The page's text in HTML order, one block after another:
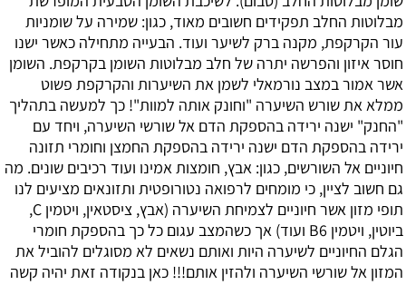
מבלוטות החלב תפקידים חשובים מאוד, כגון: שמירה על שומניות
עור הקרקפת, מקנה ברק לשיער ועוד. הבעייה מתחילה כאשר ישנו
חוסר איזון והפרשה יתרה של חלב מבלוטות השומן בקרקפת. השומן
אשר אמור במצב נורמאלי לשמן את השיערות והקרקפת פשוט
ממלא את שורש השיערה "וחונק אותה למוות"! כך למעשה בתהליך
"החנק" ישנה ירידה בהספקת הדם אל שורשי השיערה, ויחד עם
ירידה בהספקת הדם ישנה ירידה בהספקת החמצן וחומרי תזונה
חיוניים אל השורשים, כגון: אבץ, חומצות אמינו ועוד רכיבים שונים. מה
גם חשוב לציין, כי מומחים לרפואה נטורופטית ותזונאים מציעים לנו
תופי מזון אשר חיוניים לצמיחת השיערה (אבץ, ציסטאין, ויטמין C
,
ביוטין, ויטמין B6 ועוד) אך כשהמצב עגום כל כך בהספקת חומרי
הגלם החיוניים לשיערה היות ואותם נשאים לא מסוגלים להוביל את
המזון אל שורשי השיערה ולהזין אותם!!! כאן בנקודה זאת יהיה קשה